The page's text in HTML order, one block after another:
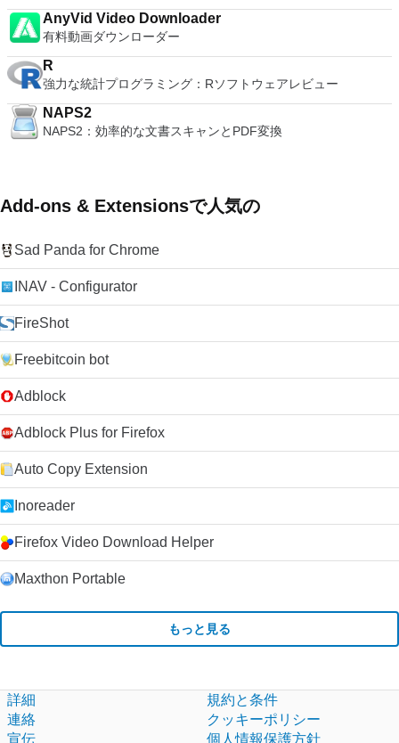
AnyVid Video Downloader
有料動画ダウンローダー
R
強力な統計プログラミング：Rソフトウェアレビュー
NAPS2
NAPS2：効率的な文書スキャンとPDF変換
Add-ons & Extensionsで人気の
Sad Panda for Chrome
INAV - Configurator
FireShot
Freebitcoin bot
Adblock
Adblock Plus for Firefox
Auto Copy Extension
Inoreader
Firefox Video Download Helper
Maxthon Portable
もっと見る
詳細
連絡
宣伝
規約と条件
クッキーポリシー
個人情報保護方針